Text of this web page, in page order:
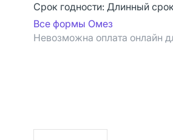
Срок годности: Длинный срок
Все формы Омез
Невозможна оплата онлайн